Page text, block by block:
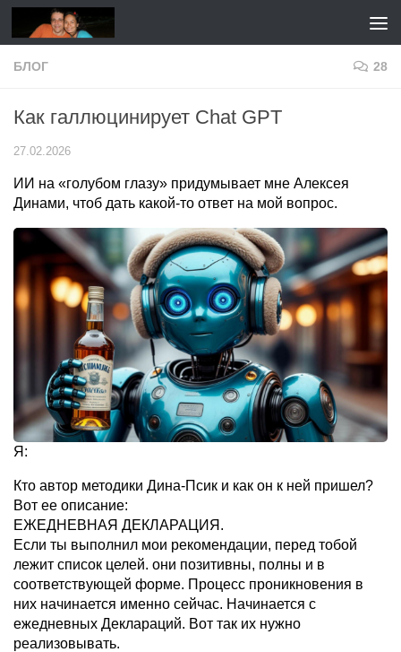
Перейти к содержимому
БЛОГ 28
Как галлюцинирует Chat GPT
27.02.2026
ИИ на «голубом глазу» придумывает мне Алексея
Динами, чтоб дать какой-то ответ на мой вопрос.
Я:
Кто автор методики Дина-Псик и как он к ней пришел?
Вот ее описание:
ЕЖЕДНЕВНАЯ ДЕКЛАРАЦИЯ.
Если ты выполнил мои рекомендации, перед тобой
лежит список целей. они позитивны, полны и в
соответствующей форме. Процесс проникновения в
них начинается именно сейчас. Начинается с
ежедневных Деклараций. Вот так их нужно
реализовывать.